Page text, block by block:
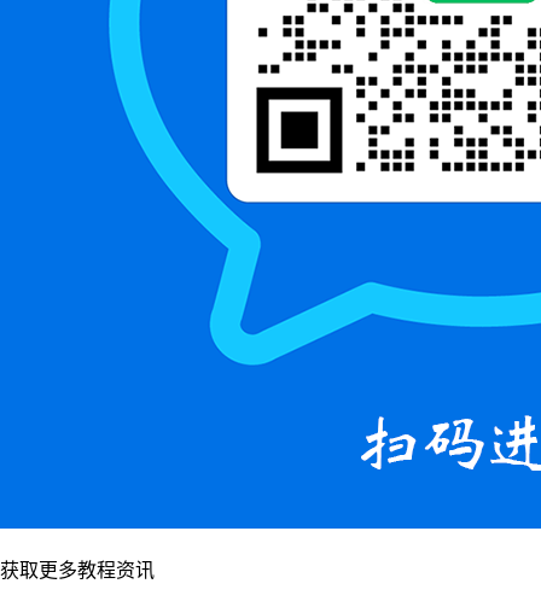
获取更多教程资讯